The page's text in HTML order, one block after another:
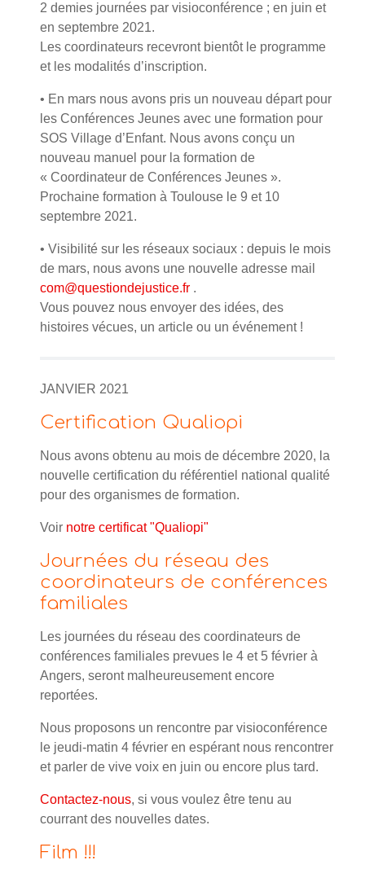
2 demies journées par visioconférence ; en juin et
en septembre 2021.
Les coordinateurs recevront bientôt le programme
et les modalités d’inscription.
• En mars nous avons pris un nouveau départ pour
les Conférences Jeunes avec une formation pour
SOS Village d’Enfant. Nous avons conçu un
nouveau manuel pour la formation de
« Coordinateur de Conférences Jeunes ».
Prochaine formation à Toulouse le 9 et 10
septembre 2021.
• Visibilité sur les réseaux sociaux : depuis le mois
de mars, nous avons une nouvelle adresse mail
com@questiondejustice.fr .
Vous pouvez nous envoyer des idées, des
histoires vécues, un article ou un événement !
JANVIER 2021
Certification Qualiopi
Nous avons obtenu au mois de décembre 2020, la
nouvelle certification du référentiel national qualité
pour des organismes de formation.
Voir notre certificat "Qualiopi"
Journées du réseau des
coordinateurs de conférences
familiales
Les journées du réseau des coordinateurs de
conférences familiales prevues le 4 et 5 février à
Angers, seront malheureusement encore
reportées.
Nous proposons un rencontre par visioconférence
le jeudi-matin 4 février en espérant nous rencontrer
et parler de vive voix en juin ou encore plus tard.
Contactez-nous, si vous voulez être tenu au
courrant des nouvelles dates.
Film !!!